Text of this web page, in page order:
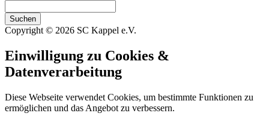
Suchen
Copyright © 2026 SC Kappel e.V.
Einwilligung zu Cookies &
Datenverarbeitung
Diese Webseite verwendet Cookies, um bestimmte Funktionen zu
ermöglichen und das Angebot zu verbessern.